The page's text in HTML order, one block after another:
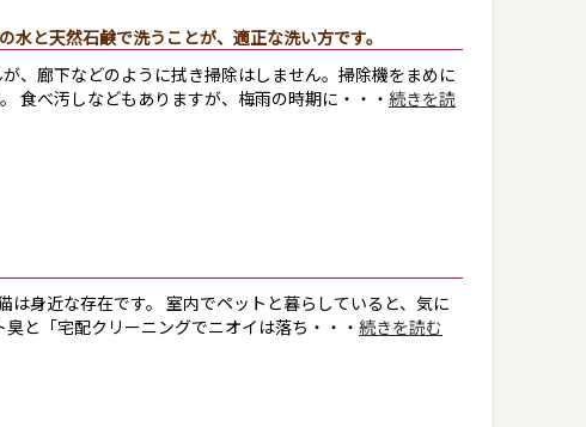
と天然石鹸で洗うことが、適正な洗い方です。
、廊下などのように拭き掃除はしません。掃除機をまめに
食べ汚しなどもありますが、梅雨の時期に・・・ 続きを読
身近な存在です。 室内でペットと暮らしていると、気に
と「宅配クリーニングでニオイは落ち・・・ 続きを読む